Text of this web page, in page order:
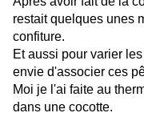
restait quelques unes
confiture.
Et aussi pour varier
envie d'associer ces
Moi je l'ai faite au
dans une cocotte.